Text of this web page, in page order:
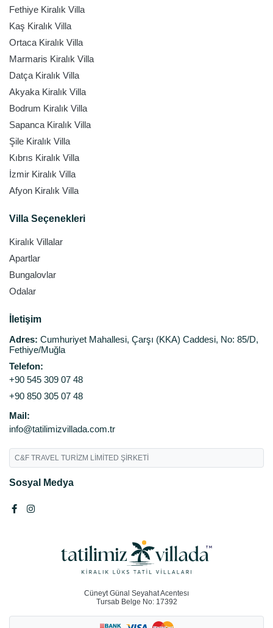
Fethiye Kiralık Villa
Kaş Kiralık Villa
Ortaca Kiralık Villa
Marmaris Kiralık Villa
Datça Kiralık Villa
Akyaka Kiralık Villa
Bodrum Kiralık Villa
Sapanca Kiralık Villa
Şile Kiralık Villa
Kıbrıs Kiralık Villa
İzmir Kiralık Villa
Afyon Kiralık Villa
Villa Seçenekleri
Kiralık Villalar
Apartlar
Bungalovlar
Odalar
İletişim
Adres: Cumhuriyet Mahallesi, Çarşı (KKA) Caddesi, No: 85/D,
Fethiye/Muğla
Telefon:
+90 545 309 07 48
+90 850 305 07 48
Mail:
info@tatilimizvillada.com.tr
C&F TRAVEL TURİZM LİMİTED ŞİRKETİ
Sosyal Medya
Cüneyt Günal Seyahat Acentesı
Tursab Belge No: 17392